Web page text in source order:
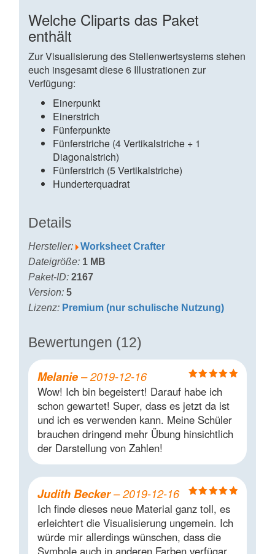
Welche Cliparts das Paket
enthält
Zur Visualisierung des Stellenwertsystems stehen
euch insgesamt diese 6 Illustrationen zur
Verfügung:
Einerpunkt
Einerstrich
Fünferpunkte
Fünferstriche (4 Vertikalstriche + 1
Diagonalstrich)
Fünferstrich (5 Vertikalstriche)
Hunderterquadrat
Details
Hersteller: Worksheet Crafter
Dateigröße: 1 MB
Paket-ID:2167
Version:5
Lizenz: Premium (nur schulische Nutzung)
Bewertungen (12)
Bewertet mit
5von 5
Melanie– 2019-12-16
Wow! Ich bin begeistert! Darauf habe ich
schon gewartet! Super, dass es jetzt da ist
und ich es verwenden kann. Meine Schüler
brauchen dringend mehr Übung hinsichtlich
der Darstellung von Zahlen!
Bewertet mit
5von 5
Judith Becker– 2019-12-16
Ich finde dieses neue Material ganz toll, es
erleichtert die Visualisierung ungemein. Ich
würde mir allerdings wünschen, dass die
Symbole auch in anderen Farben verfügar